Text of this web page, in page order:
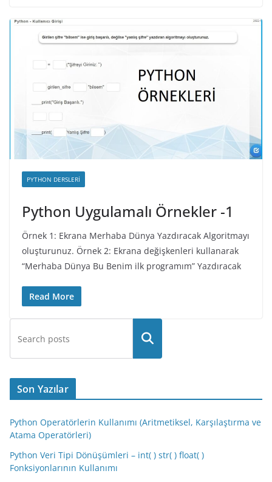
PYTHON DERSLERI
Python Uygulamalı Örnekler -1
Örnek 1: Ekrana Merhaba Dünya Yazdıracak Algoritmayı
oluşturunuz. Örnek 2: Ekrana değişkenleri kullanarak
“Merhaba Dünya Bu Benim ilk programım” Yazdıracak
Read More
Son Yazılar
Python Operatörlerin Kullanımı (Aritmetiksel, Karşılaştırma ve
Atama Operatörleri)
Python Veri Tipi Dönüşümleri – int( ) str( ) float( )
Fonksiyonlarının Kullanımı